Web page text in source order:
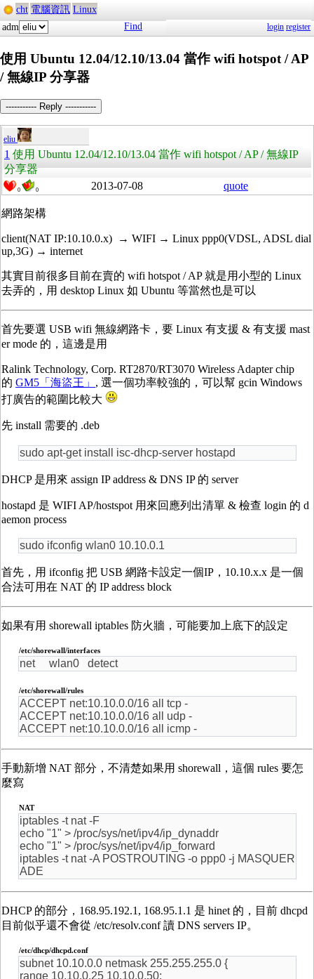
cht 電腦資訊 Linux
adm
Find login register
使用 Ubuntu 12.04/12.10/13.04 當作 wifi hotspot / AP
/ 無線IP 分享器
----------- Reply -----------
eliu
1 使用 Ubuntu 12.04/12.10/13.04 當作 wifi hotspot / AP / 無線IP
分享器
0 0 2013-07-08 quote
網路架構
client(NAT IP:10.10.0.x) → WIFI → Linux ppp0(VDSL, ADSL dial
up,3G) → internet
其實目前很多目前在賣的 wifi hotspot / AP 就是用小型的 Linux
去弄的，用 desktop Linux 如 Ubuntu 等當然也是可以
首先要選 USB wifi 無線網路卡，要 Linux 有支援 & 有支援 mast
er mode 的，這邊是用
Ralink Technology, Corp. RT2870/RT3070 Wireless Adapter chip
的 GM5「海盜王」 , 選一個功率較強的，可以幫 gcin Windows
打廣告的範圍比較大
先 install 需要的 .deb
sudo apt-get install isc-dhcp-server hostapd
DHCP 是用來 assign IP address & DNS IP 的 server
hostapd 是 WIFI AP/hostspot 用來回應列出清單 & 檢查 login 的 d
aemon process
sudo ifconfig wlan0 10.10.0.1
首先，用 ifconfig 把 USB 網路卡設定一個IP，10.10.x.x 是一個
合法可用在 NAT 的 IP address block
如果有用 shorewall iptables 防火牆，可能要加上底下的設定
/etc/shorewall/interfaces
net wlan0 detect
/etc/shorewall/rules
ACCEPT net:10.10.0.0/16 all tcp -
ACCEPT net:10.10.0.0/16 all udp -
ACCEPT net:10.10.0.0/16 all icmp -
手動新增 NAT 部分，不清楚如果用 shorewall，這個 rules 要怎
麼寫
NAT
iptables -t nat -F
echo "1" > /proc/sys/net/ipv4/ip_dynaddr
echo "1" > /proc/sys/net/ipv4/ip_forward
iptables -t nat -A POSTROUTING -o ppp0 -j MASQUER
ADE
DHCP 的部分，168.95.192.1, 168.95.1.1 是 hinet 的，目前 dhcpd
目前似乎還不會從 /etc/resolv.conf 讀 DNS servers IP。
/etc/dhcp/dhcpd.conf
subnet 10.10.0.0 netmask 255.255.255.0 {
range 10.10.0.25 10.10.0.50;